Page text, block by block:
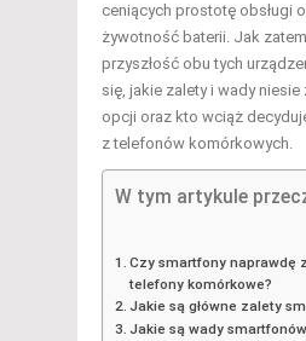
ceniących prostotę obsługi
żywotność baterii. Jak
przyszłość obu tych
się, jakie zalety i wady
opcji oraz kto wciąż
z telefonów komórkowych.
W tym artykule
Czy smartfony naprawdę
telefony komórkowe?
Jakie są główne zalety
Jakie są wady